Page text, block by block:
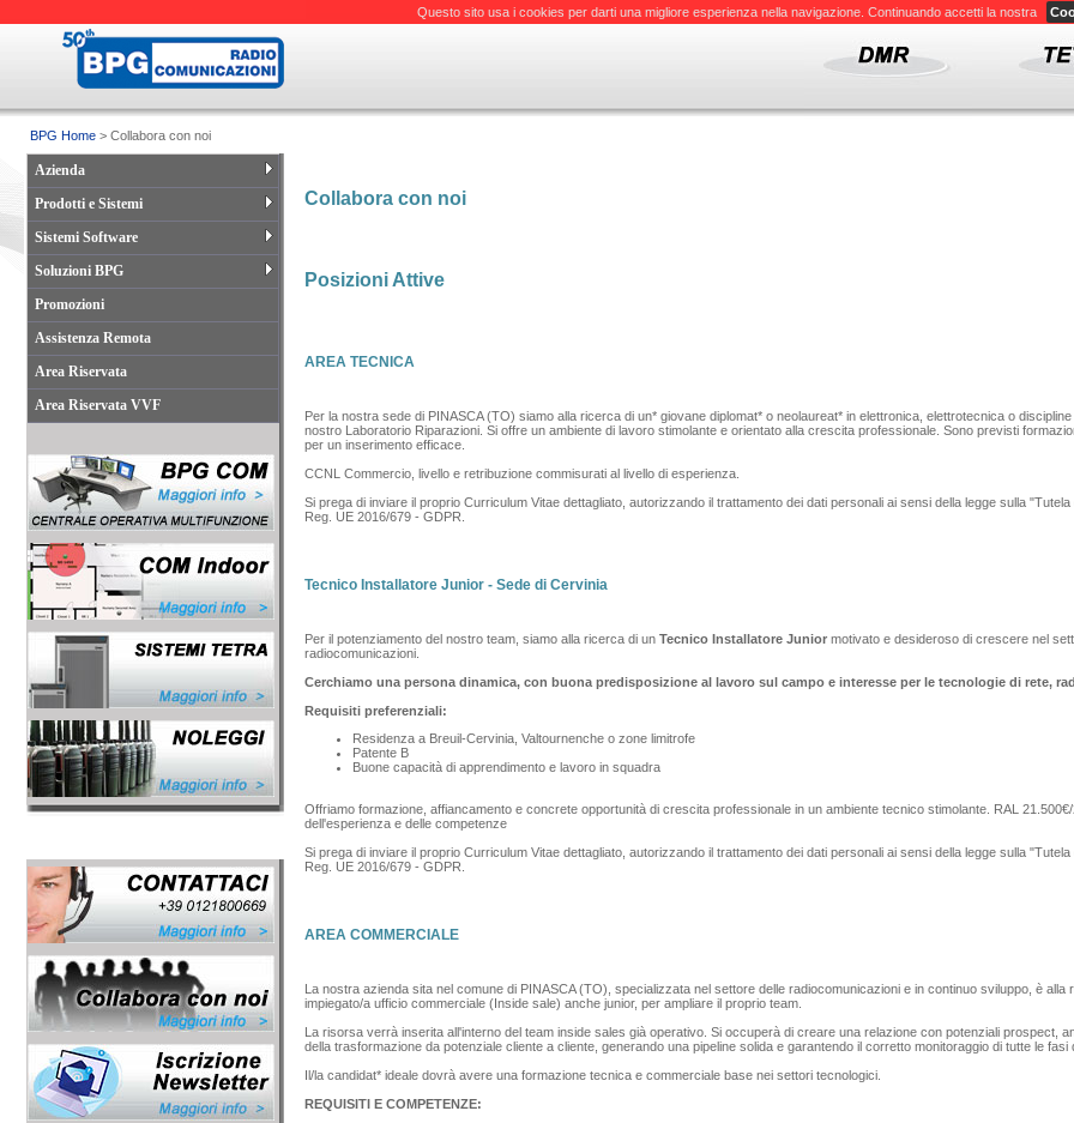
BPG Home > Collabora con noi
Azienda
Prodotti e Sistemi
Sistemi Software
Soluzioni BPG
Promozioni
Assistenza Remota
Area Riservata
Area Riservata VVF
Collabora con noi
Posizioni Attive
AREA TECNICA
Per la nostra sede di PINASCA (TO) siamo alla ricerca di un* giovane diplomat* o neolaureat* in elettronica, elettrotecnica o
nostro Laboratorio Riparazioni. Si offre un ambiente di lavoro stimolante e orientato alla crescita professionale. Sono previsti
per un inserimento efficace.
CCNL Commercio, livello e retribuzione commisurati al livello di esperienza.
Si prega di inviare il proprio Curriculum Vitae dettagliato, autorizzando il trattamento dei dati personali ai sensi della legge sulla
Reg. UE 2016/679 - GDPR.
Tecnico Installatore Junior - Sede di Cervinia
Per il potenziamento del nostro team, siamo alla ricerca di un Tecnico Installatore Junior motivato e desideroso di crescere nel
radiocomunicazioni.
Cerchiamo una persona dinamica, con buona predisposizione al lavoro sul campo e interesse per le tecnologie di rete,
Requisiti preferenziali:
Residenza a Breuil-Cervinia, Valtournenche o zone limitrofe
Patente B
Buone capacità di apprendimento e lavoro in squadra
Offriamo formazione, affiancamento e concrete opportunità di crescita professionale in un ambiente tecnico stimolante. RAL
dell'esperienza e delle competenze
Si prega di inviare il proprio Curriculum Vitae dettagliato, autorizzando il trattamento dei dati personali ai sensi della legge sulla
Reg. UE 2016/679 - GDPR.
AREA COMMERCIALE
La nostra azienda sita nel comune di PINASCA (TO), specializzata nel settore delle radiocomunicazioni e in continuo sviluppo, è alla
impiegato/a ufficio commerciale (Inside sale) anche junior, per ampliare il proprio team.
La risorsa verrà inserita all'interno del team inside sales già operativo. Si occuperà di creare una relazione con potenziali prospect,
della trasformazione da potenziale cliente a cliente, generando una pipeline solida e garantendo il corretto monitoraggio di tutte le fasi
Il/la candidat* ideale dovrà avere una formazione tecnica e commerciale base nei settori tecnologici.
REQUISITI E COMPETENZE:
Questo sito usa i cookies per darti una migliore esperienza nella navigazione. Continuando accetti la nostra